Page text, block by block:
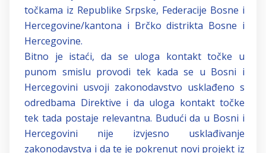
točkama iz Republike Srpske, Federacije Bosne i
Hercegovine/kantona i Brčko distrikta Bosne i
Hercegovine.
Bitno je istaći, da se uloga kontakt točke u
punom smislu provodi tek kada se u Bosni i
Hercegovini usvoji zakonodavstvo usklađeno s
odredbama Direktive i da uloga kontakt točke
tek tada postaje relevantna. Budući da u Bosni i
Hercegovini nije izvjesno usklađivanje
zakonodavstva i da te je pokrenut novi projekt iz